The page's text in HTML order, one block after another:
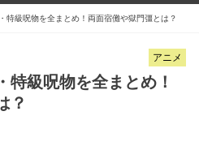
特級呪物を全まとめ！両面宿儺や獄門彊とは？
アニメ
特級呪物を全まとめ！
？